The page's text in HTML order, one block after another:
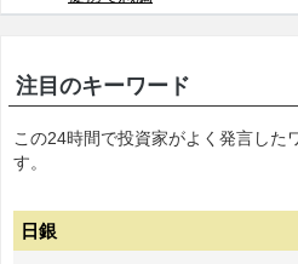
注目のキーワード
この24時間で投資家がよく発言した
す。
日銀